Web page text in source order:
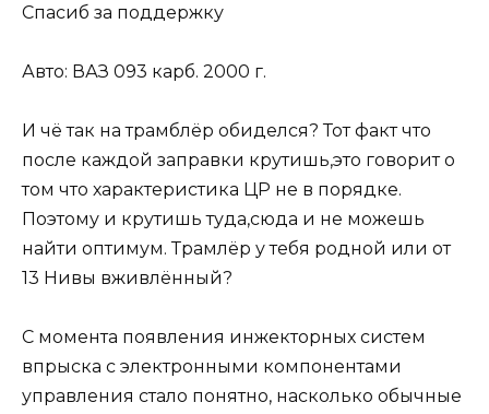
Спасиб за поддержку
Авто: ВАЗ 093 карб. 2000 г.
И чё так на трамблёр обиделся? Тот факт что
после каждой заправки крутишь,это говорит о
том что характеристика ЦР не в порядке.
Поэтому и крутишь туда,сюда и не можешь
найти оптимум. Трамлёр у тебя родной или от
13 Нивы вживлённый?
С момента появления инжекторных систем
впрыска с электронными компонентами
управления стало понятно, насколько обычные